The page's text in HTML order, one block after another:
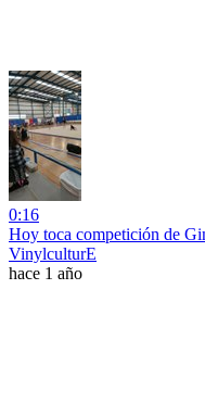
0:16
Hoy toca competición de
VinylculturE
hace 1 año